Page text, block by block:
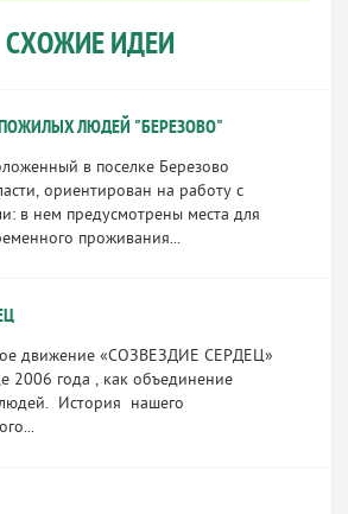
СХОЖИЕ ИДЕИ
ЛЮДЕЙ "БЕРЕЗОВО"
в поселке Березово
ориентирован на работу с
в нем предусмотрены места для
проживания...
движение «СОЗВЕЗДИЕ СЕРДЕЦ»
2006 года , как объединение
История нашего